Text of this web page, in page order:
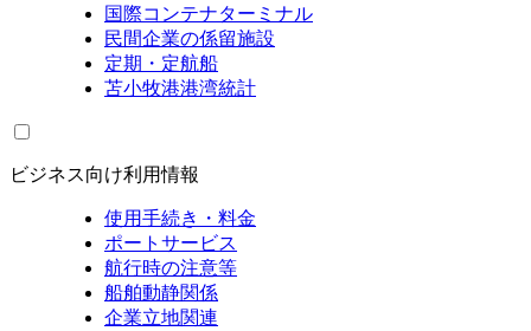
国際コンテナターミナル
民間企業の係留施設
定期・定航船
苫小牧港港湾統計
ビジネス向け利用情報
使用手続き・料金
ポートサービス
航行時の注意等
船舶動静関係
企業立地関連